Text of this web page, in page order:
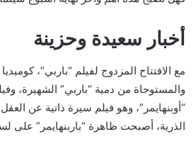
أخبار سعيدة وحزينة
مع الافتتاح المزدوج لفيلم “باربي”،
والمستوحاة من دمية “باربي” الشهيرة،
“أوبنهايمر”، وهو فيلم سيرة ذاتية عن العقل
الذرية، أصبحت ظاهرة “باربنهايمر” على